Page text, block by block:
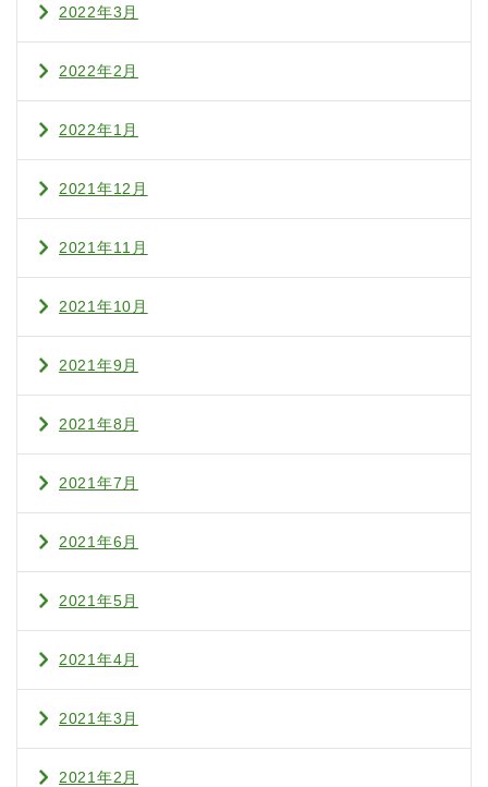
2022年3月
2022年2月
2022年1月
2021年12月
2021年11月
2021年10月
2021年9月
2021年8月
2021年7月
2021年6月
2021年5月
2021年4月
2021年3月
2021年2月